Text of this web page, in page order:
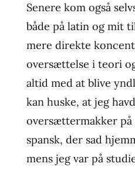
Senere kom også
både på latin og mit
mere direkte
oversættelse i teori
altid med at blive
kan huske, at jeg
oversættermakker på
spansk, der sad
mens jeg var på